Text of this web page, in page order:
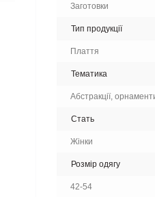
Заготовки
Тип продукції
Плаття
Тематика
Абстракції,
Стать
Жінки
Розмір одягу
42-54